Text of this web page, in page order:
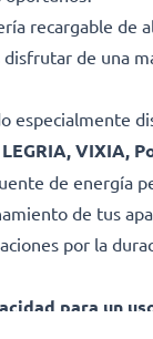
recargable de
disfrutar de una
especialmente
LEGRIA, VIXIA,
de energía
de tus
por la
para un